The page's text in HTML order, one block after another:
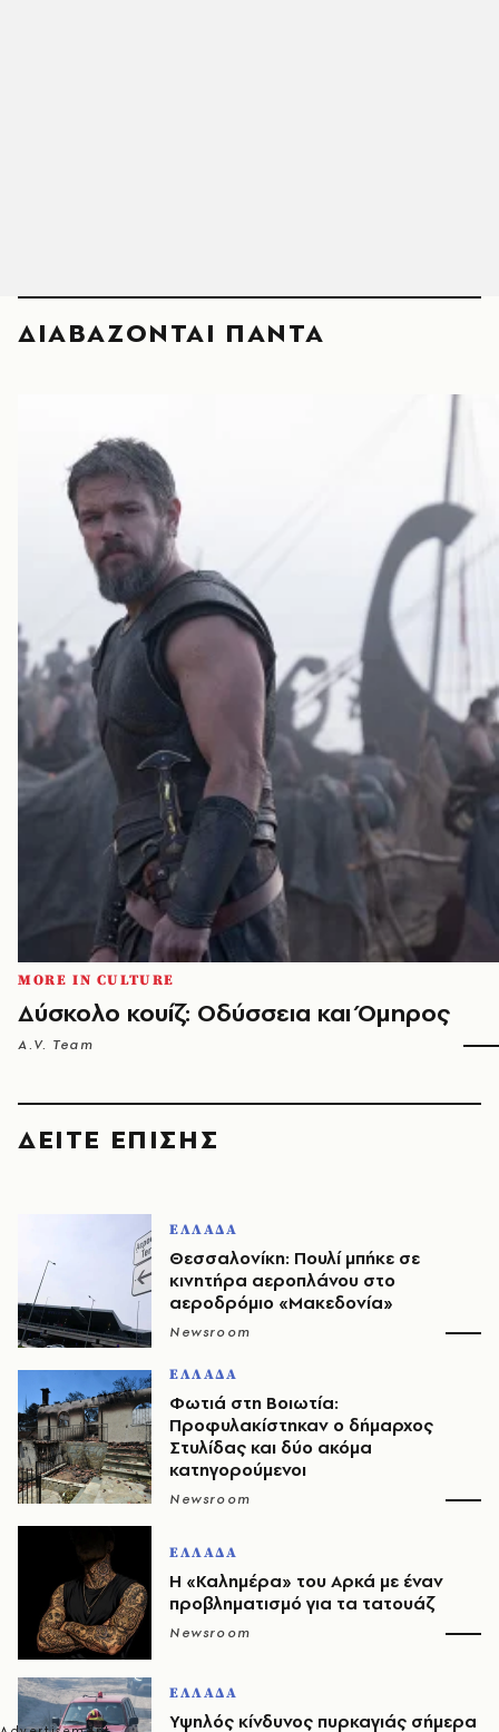
ΔΙΑΒΑΖΟΝΤΑΙ ΠΑΝΤΑ
MORE IN CULTURE
Δύσκολο κουίζ: Οδύσσεια και Όμηρος
A.V. Team
ΔΕΙΤΕ ΕΠΙΣΗΣ
ΕΛΛΑΔΑ
Θεσσαλονίκη: Πουλί μπήκε σε
κινητήρα αεροπλάνου στο
αεροδρόμιο «Μακεδονία»
Newsroom
ΕΛΛΑΔΑ
Φωτιά στη Βοιωτία:
Προφυλακίστηκαν ο δήμαρχος
Στυλίδας και δύο ακόμα
κατηγορούμενοι
Newsroom
ΕΛΛΑΔΑ
Η «Καλημέρα» του Αρκά με έναν
προβληματισμό για τα τατουάζ
Newsroom
ΕΛΛΑΔΑ
Υψηλός κίνδυνος πυρκαγιάς σήμερα